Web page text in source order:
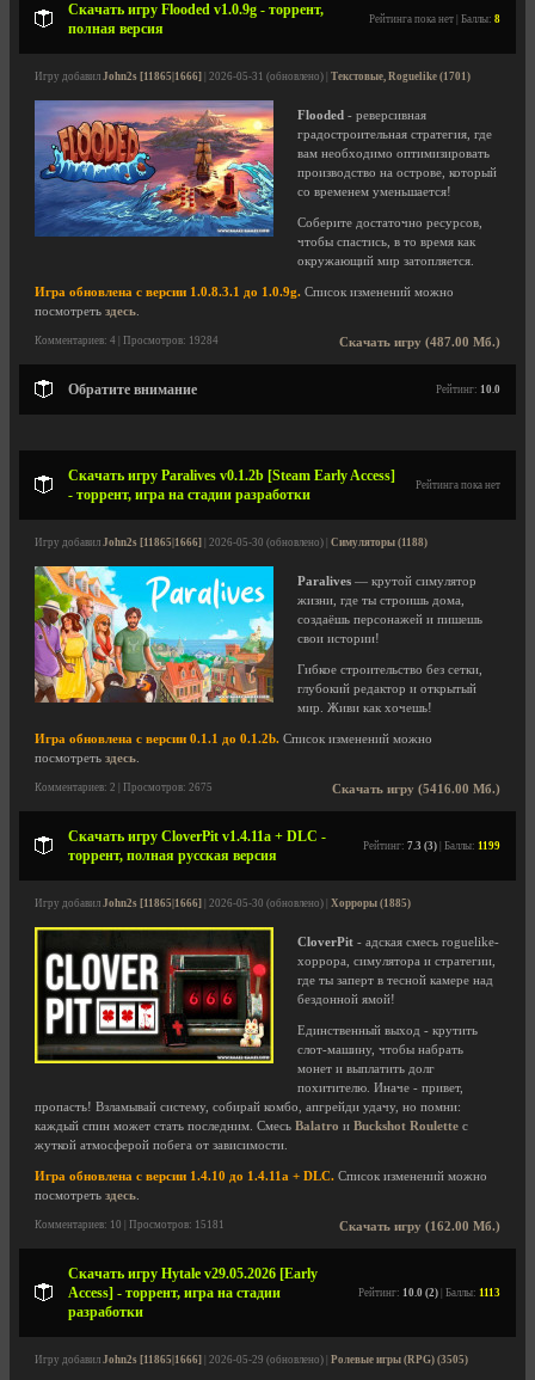
Скачать игру Flooded v1.0.9g - торрент,
полная версия
Рейтинга пока нет | Баллы: 8
Игру добавил John2s [11865|1666] | 2026-05-31 (обновлено) | Текстовые, Roguelike (1701)
Flooded - реверсивная
градостроительная стратегия, где
вам необходимо оптимизировать
производство на острове, который
со временем уменьшается!
Соберите достаточно ресурсов,
чтобы спастись, в то время как
окружающий мир затопляется.
Игра обновлена с версии 1.0.8.3.1 до 1.0.9g. Список изменений можно
посмотреть здесь
Скачать игру (487.00 Мб.)
Комментариев: 4 | Просмотров: 19284
Обратите внимание Рейтинг: 10.0
Скачать игру Paralives v0.1.2b [Steam Early Access]
- торрент, игра на стадии разработки
Рейтинга пока нет
Игру добавил John2s [11865|1666] | 2026-05-30 (обновлено) | Симуляторы (1188)
Paralives — крутой симулятор
жизни, где ты строишь дома,
создаёшь персонажей и пишешь
свои истории!
Гибкое строительство без сетки,
глубокий редактор и открытый
мир. Живи как хочешь!
Игра обновлена с версии 0.1.1 до 0.1.2b. Список изменений можно
посмотреть здесь
Скачать игру (5416.00 Мб.)
Комментариев: 2 | Просмотров: 2675
Скачать игру CloverPit v1.4.11a + DLC -
торрент, полная русская версия
Рейтинг: 7.3 (3) | Баллы: 1199
Игру добавил John2s [11865|1666] | 2026-05-30 (обновлено) | Хорроры (1885)
CloverPit - адская смесь roguelike-
хоррора, симулятора и стратегии,
где ты заперт в тесной камере над
бездонной ямой!
Единственный выход - крутить
слот-машину, чтобы набрать
монет и выплатить долг
похитителю. Иначе - привет,
пропасть! Взламывай систему, собирай комбо, апгрейди удачу, но помни:
каждый спин может стать последним. Смесь Balatro и Buckshot Roulette с
жуткой атмосферой побега от зависимости.
Игра обновлена с версии 1.4.10 до 1.4.11a + DLC. Список изменений можно
посмотреть здесь
Скачать игру (162.00 Мб.)
Комментариев: 10 | Просмотров: 15181
Скачать игру Hytale v29.05.2026 [Early
Access] - торрент, игра на стадии
разработки
Рейтинг: 10.0 (2) | Баллы: 1113
Игру добавил John2s [11865|1666] | 2026-05-29 (обновлено) | Ролевые игры (RPG) (3505)